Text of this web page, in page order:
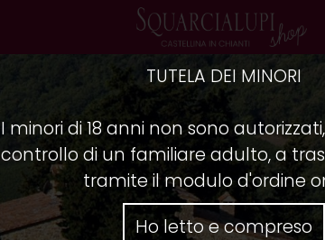
TUTELA DEI MINORI
I minori di 18 anni non sono
controllo di un familiare adulto, a
tramite il modulo d'ordine
Ho letto e compreso